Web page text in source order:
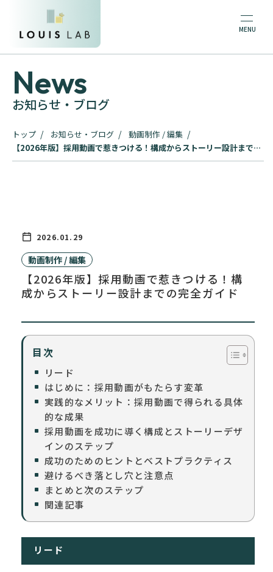
News
お知らせ・ブログ
トップ お知らせ・ブログ
動画制作 / 編集
【2026年版】採用動画で惹きつける！構成からストーリー設計までの
完全ガイド
2026.01.29
動画制作 / 編集
【2026年版】採用動画で惹きつける！構
成からストーリー設計までの完全ガイド
目次
リード
はじめに：採用動画がもたらす変革
実践的なメリット：採用動画で得られる具体
的な成果
採用動画を成功に導く構成とストーリーデザ
インのステップ
成功のためのヒントとベストプラクティス
避けるべき落とし穴と注意点
まとめと次のステップ
関連記事
リード